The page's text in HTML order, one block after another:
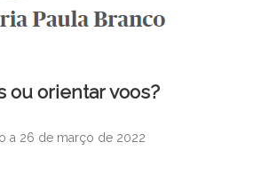
ou orientar voos?
a 26 de março de 2022